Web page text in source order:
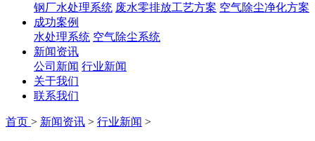
钢厂水处理系统 废水零排放工艺方案 空气除尘净化方案
成功案例
水处理系统 空气除尘系统
新闻资讯
公司新闻 行业新闻
关于我们
联系我们
首页 > 新闻资讯 > 行业新闻 >